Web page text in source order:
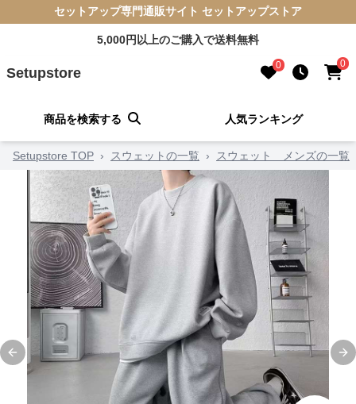
セットアップ専門通販サイト セットアップストア
5,000円以上のご購入で送料無料
Setupstore 0 0
商品を検索する 人気ランキング
Setupstore TOP › スウェットの一覧 › スウェット メンズの一覧
Previous slide